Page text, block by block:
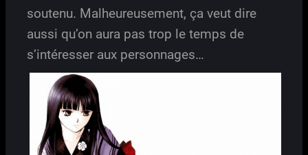
soutenu. Malheureusement, ça veut dire
aussi qu’on aura pas trop le temps de
s’intéresser aux personnages…